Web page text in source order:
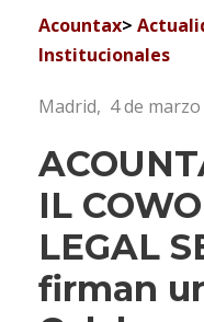
Acountax>
Institucionales
Madrid, 4 de marzo
IL
LEGAL
firman